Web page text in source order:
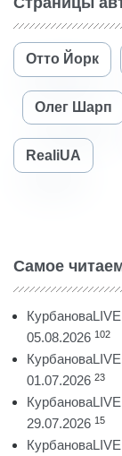
Отто Йорк
Олег Шарп
RealiUA
Самое
05.08.2026 102
01.07.2026 23
29.07.2026 15